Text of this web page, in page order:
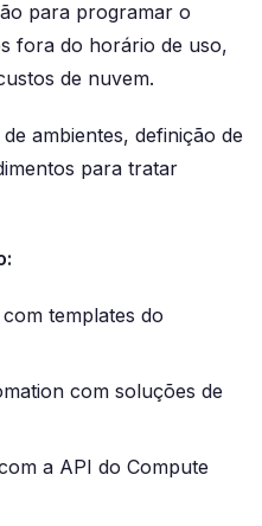
para programar o
fora do horário de uso,
de nuvem.
ambientes, definição de
para tratar
templates do
com soluções de
a API do Compute